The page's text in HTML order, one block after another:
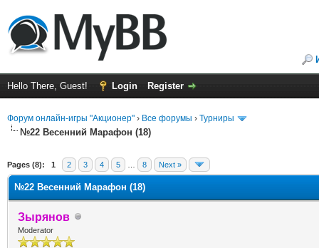
Hello There, Guest! Login Register
Форум онлайн-игры "Акционер" › Все форумы › Турниры
№22 Весенний Марафон (18)
Pages (8): 1 2 3 4 5 8 Next »
№22 Весенний Марафон (18)
Зырянов
Moderator